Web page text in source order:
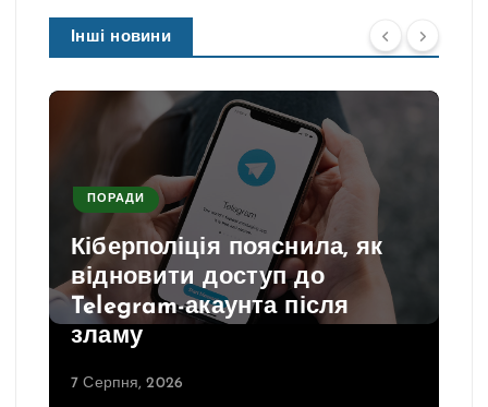
Інші новини
ПОРАДИ
Кіберполіція пояснила, як
відновити доступ до
Telegram-акаунта після
зламу
7 Серпня, 2026